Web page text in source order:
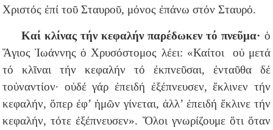
Χριστός ἐπί τοῦ Σταυροῦ, μόνος ἐπάνω στόν Σταυρό.
Καί κλίνας τήν κεφαλήν παρέδωκεν τό πνεῦμα· ὁ
Ἅγιος Ἰωάννης ὁ Χρυσόστομος λέει: «Καίτοι οὐ μετά
τό κλῖναι τήν κεφαλήν τό ἐκπνεῦσαι, ἐνταῦθα δέ
τοὐναντίον· οὐδέ γάρ ἐπειδή ἐξέπνευσεν, ἔκλινεν τήν
κεφαλήν, ὅπερ ἐφ’ ἡμῶν γίνεται, ἀλλ’ ἐπειδή ἔκλινε τήν
κεφαλήν, τότε ἐξέπνευσεν». Ὅλοι γνωρίζουμε ὅτι ὅταν